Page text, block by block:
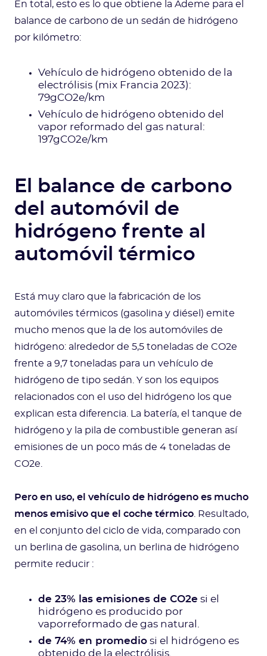
En total, esto es lo que obtiene la Ademe para el
balance de carbono de un sedán de hidrógeno
por kilómetro:
Vehículo de hidrógeno obtenido de la
electrólisis (mix Francia 2023):
79gCO2e/km
Vehículo de hidrógeno obtenido del
vapor reformado del gas natural:
197gCO2e/km
El balance de carbono
del automóvil de
hidrógeno frente al
automóvil térmico
Está muy claro que la fabricación de los
automóviles térmicos (gasolina y diésel) emite
mucho menos que la de los automóviles de
hidrógeno: alrededor de 5,5 toneladas de CO2e
frente a 9,7 toneladas para un vehículo de
hidrógeno de tipo sedán. Y son los equipos
relacionados con el uso del hidrógeno los que
explican esta diferencia. La batería, el tanque de
hidrógeno y la pila de combustible generan así
emisiones de un poco más de 4 toneladas de
CO2e.
Pero en uso, el vehículo de hidrógeno es mucho
menos emisivo que el coche térmico . Resultado,
en el conjunto del ciclo de vida, comparado con
un berlina de gasolina, un berlina de hidrógeno
permite reducir :
de 23% las emisiones de CO2e si el
hidrógeno es producido por
vaporreformado de gas natural.
de 74% en promedio si el hidrógeno es
obtenido de la electrólisis.